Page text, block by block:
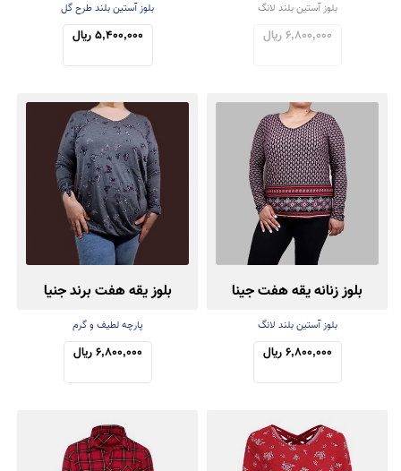
بلوز آستین بلند لانگ
6,800,000 ریال
بلوز آستین بلند طرح گل
5,400,000 ریال
بلوز زنانه یقه هفت جینا
بلوز آستین بلند لانگ
6,800,000 ریال
بلوز یقه هفت برند جنیا
پارچه لطیف و گرم
6,800,000 ریال